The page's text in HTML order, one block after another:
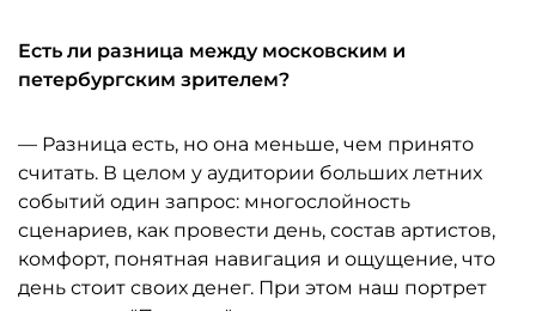
Есть ли разница между московским и
петербургским зрителем?
— Разница есть, но она меньше, чем принято
считать. В целом у аудитории больших летних
событий один запрос: многослойность
сценариев, как провести день, состав артистов,
комфорт, понятная навигация и ощущение, что
день стоит своих денег. При этом наш портрет